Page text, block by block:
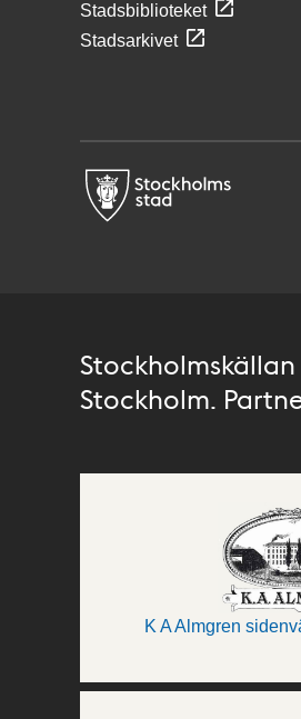
Stadsbiblioteket
Stadsarkivet
Stockholm.
K A Almgren